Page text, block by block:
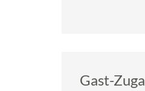
Gast-